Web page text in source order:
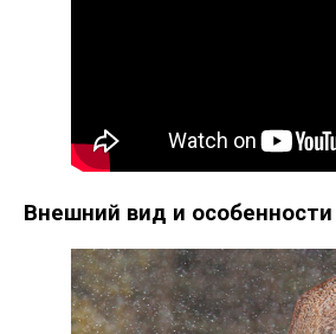
Внешний вид и особенности